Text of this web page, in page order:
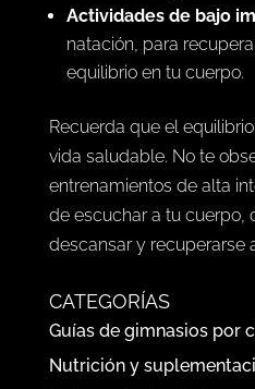
Actividades de bajo
natación, para
equilibrio en tu cuerpo.
Recuerda que el
vida saludable. No te
entrenamientos de alta
de escuchar a tu cuerpo,
descansar y recuperarse
CATEGORÍAS
Guías de gimnasios por
Nutrición y